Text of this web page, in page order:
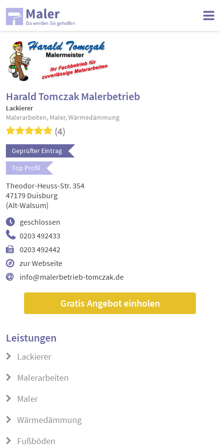
Harald Tomczak Malerbetrieb
Lackierer
Malerarbeiten, Maler, Wärmedämmung
(4)
Geprüfter Eintrag
Top Profil
0203 492433
0203 492442
zur Webseite
info@malerbetrieb-tomczak.de
geschlossen
Theodor-Heuss-Str. 354
47179 Duisburg
(Alt-Walsum)
Gratis Angebot einholen
Leistungen
Lackierer
Malerarbeiten
Maler
Wärmedämmung
Fußböden